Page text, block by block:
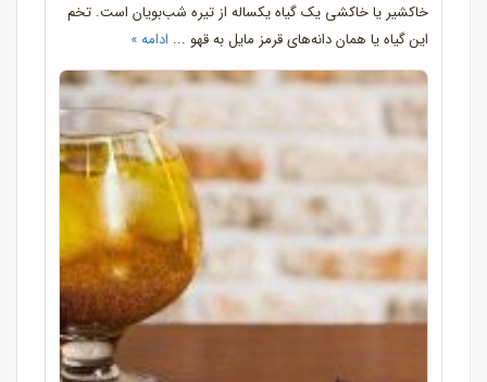
خاکشیر یا خاکشی یک گیاه یکساله از تیره شب‌بویان است. تخم
این گیاه یا همان دانه‌های قرمز مایل به قهو ... ادامه »